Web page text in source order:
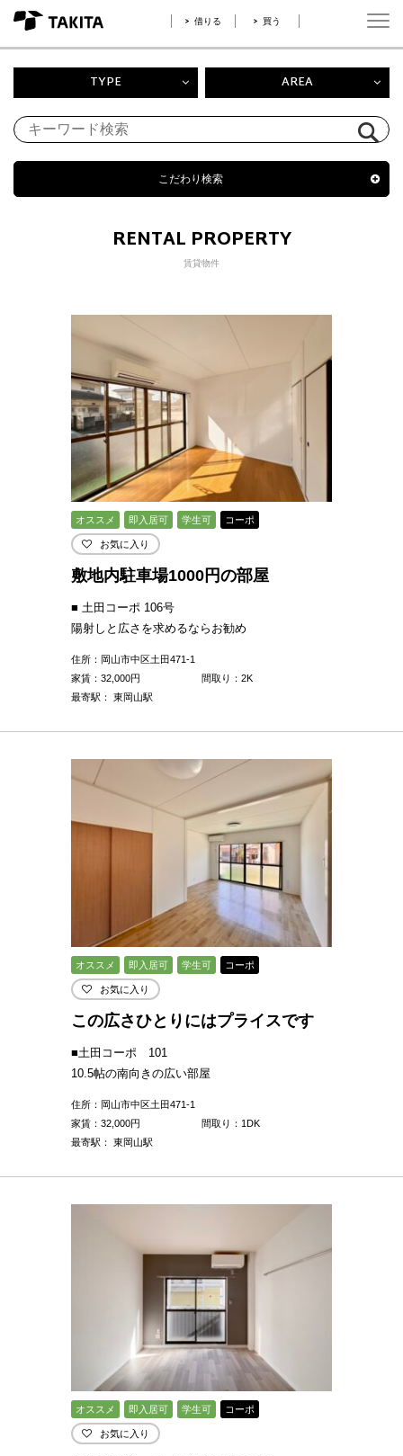
借りる 買う
TYPE AREA
こだわり検索
RENTAL PROPERTY
賃貸物件
オススメ 即入居可 学生可 コーポ
お気に入り
敷地内駐車場1000円の部屋
■ 土田コーポ 106号
陽射しと広さを求めるならお勧め
住所：岡山市中区土田471-1
家賃： 32,000円
間取り：2K
最寄駅： 東岡山駅
オススメ 即入居可 学生可 コーポ
お気に入り
この広さひとりにはプライスです
■土田コーポ 101
10.5帖の南向きの広い部屋
住所：岡山市中区土田471-1
家賃： 32,000円
間取り：1DK
最寄駅： 東岡山駅
オススメ 即入居可 学生可 コーポ
お気に入り